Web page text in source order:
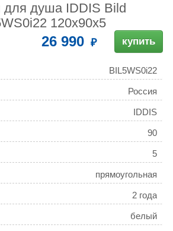
душа IDDIS Bild
120x90x5
26 990 купить
BIL5WS0i22
Россия
IDDIS
90
5
прямоугольная
2 года
белый